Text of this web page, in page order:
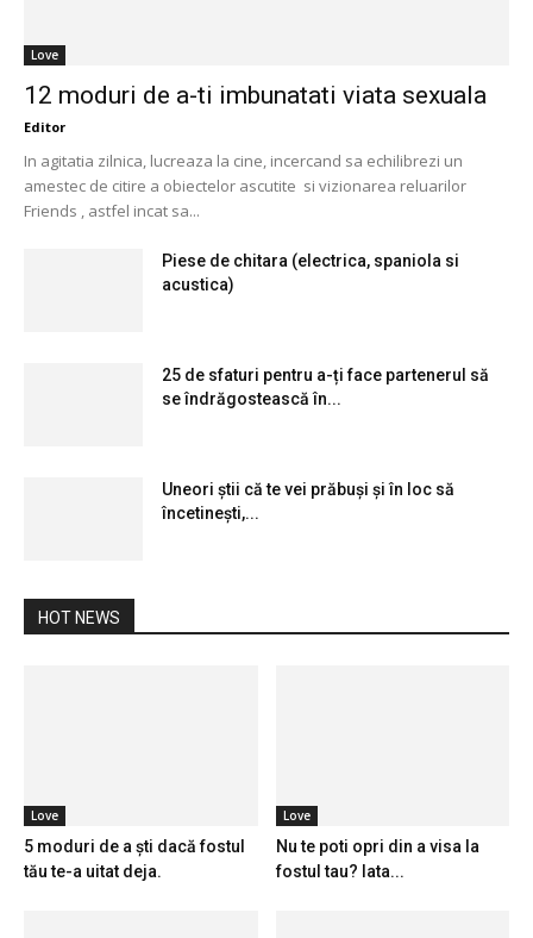
Love
12 moduri de a-ti imbunatati viata sexuala
Editor
In agitatia zilnica, lucreaza la cine, incercand sa echilibrezi un
amestec de citire a obiectelor ascutite si vizionarea reluarilor
Friends , astfel incat sa...
Piese de chitara (electrica, spaniola si
acustica)
25 de sfaturi pentru a-ți face partenerul să
se îndrăgostească în...
Uneori știi că te vei prăbuși și în loc să
încetinești,...
HOT NEWS
Love
5 moduri de a ști dacă fostul
tău te-a uitat deja.
Love
Nu te poti opri din a visa la
fostul tau? Iata...